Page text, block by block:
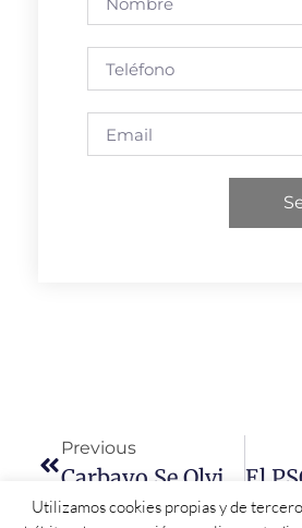
Previous
Utilizamos cookies propias y de